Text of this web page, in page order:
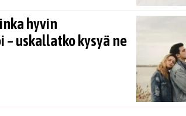
hyvin
uskallatko kysyä ne